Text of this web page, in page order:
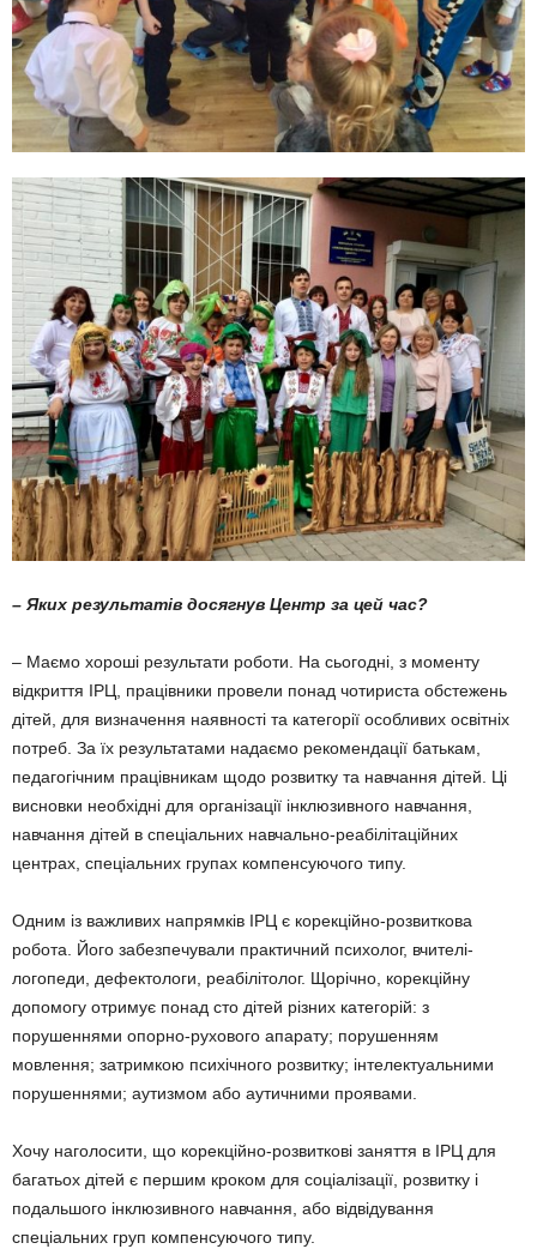
– Яких результатів досягнув Центр за цей час?
– Маємо хороші результати роботи. На сьогодні, з моменту
відкриття ІРЦ, працівни­ки провели понад чотириста обстежень
ді­тей, для визначення наявності та категорії особливих освітніх
потреб. За їх результата­ми надаємо рекомендації батькам,
педагогічним працівникам щодо розвитку та навчання дітей. Ці
висновки необхідні для організації інклюзивного навчання,
навчання дітей в спеціальних навчально-реабілітацій­них
центрах, спеціальних групах компенсую­чого типу.
Одним із важливих напрямків ІРЦ є корек­ційно-розвиткова
робота. Його забезпечува­ли практичний психолог, вчителі-
логопеди, дефектологи, реабілітолог. Щорічно, корек­ційну
допомогу отримує понад сто дітей різних категорій: з
порушеннями опорно-ру­хового апарату; порушенням
мовлення; за­тримкою психічного розвитку; інтелектуаль­ними
порушеннями; аутизмом або аутичними проявами.
Хочу наголосити, що корекційно-розвитко­ві заняття в ІРЦ для
багатьох дітей є першим кроком для соціалізації, розвитку і
подаль­шого інклюзивного навчання, або відвіду­вання
спеціальних груп компенсуючого типу.